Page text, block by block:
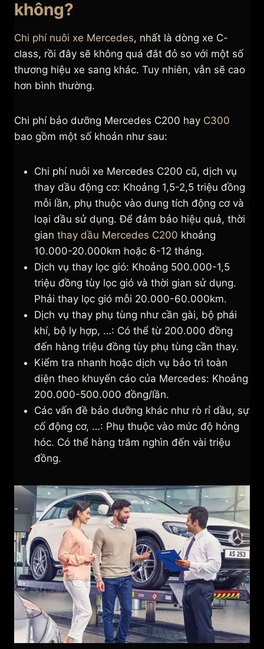
không?
Chi phí nuôi xe Mercedes, nhất là dòng xe C-
class, rồi đây sẽ không quá đắt đỏ so với một số
thương hiệu xe sang khác. Tuy nhiên, vẫn sẽ cao
hơn bình thường.
Chi phí bảo dưỡng Mercedes C200 hay C300
bao gồm một số khoản như sau:
Chi phí nuôi xe Mercedes C200 cũ, dịch vụ
thay dầu động cơ: Khoảng 1,5-2,5 triệu đồng
mỗi lần, phụ thuộc vào dung tích động cơ và
loại dầu sử dụng. Để đảm bảo hiệu quả, thời
gian thay dầu Mercedes C200 khoảng
10.000-20.000km hoặc 6-12 tháng.
Dịch vụ thay lọc gió: Khoảng 500.000-1,5
triệu đồng tùy lọc gió và thời gian sử dụng.
Phải thay lọc gió mỗi 20.000-60.000km.
Dịch vụ thay phụ tùng như cần gài, bộ phái
khí, bộ ly hợp, …: Có thể từ 200.000 đồng
đến hàng triệu đồng tùy phụ tùng cần thay.
Kiểm tra nhanh hoặc dịch vụ bảo trì toàn
diện theo khuyến cáo của Mercedes: Khoảng
200.000-500.000 đồng/lần.
Các vấn đề bảo dưỡng khác như rò rỉ dầu, sự
cố động cơ, …: Phụ thuộc vào mức độ hỏng
hóc. Có thể hàng trăm nghìn đến vài triệu
đồng.